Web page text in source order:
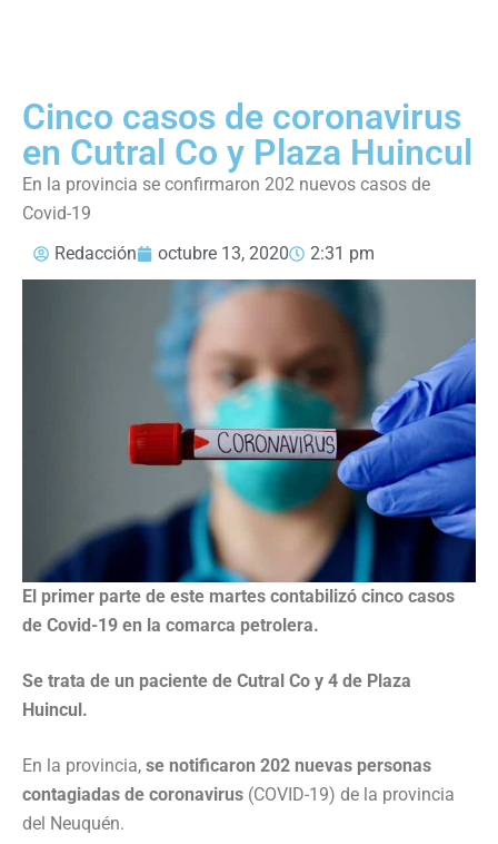
Cinco casos de coronavirus
en Cutral Co y Plaza Huincul
En la provincia se confirmaron 202 nuevos casos de
Covid-19
Redacción
octubre 13, 2020 2:31 pm
El primer parte de este martes contabilizó cinco casos
de Covid-19 en la comarca petrolera.
Se trata de un paciente de Cutral Co y 4 de Plaza
Huincul.
En la provincia, se notificaron 202 nuevas personas
contagiadas de coronavirus (COVID-19) de la provincia
del Neuquén.